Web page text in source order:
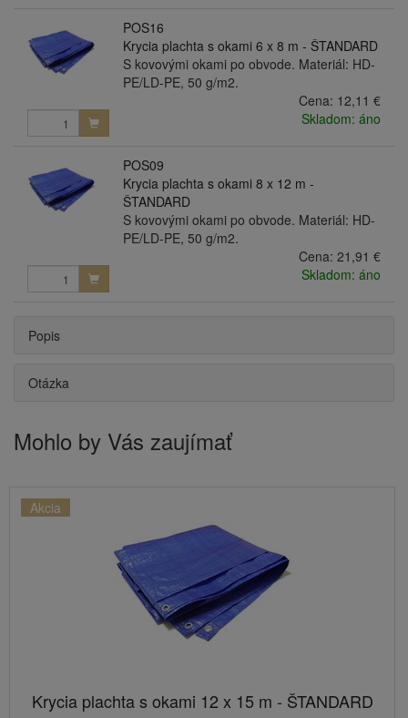
POS16
Krycia plachta s okami 6 x 8 m - ŠTANDARD
S kovovými okami po obvode. Materiál: HD-
PE/LD-PE, 50 g/m2.
Cena: 12,11 €
Skladom: áno
POS09
Krycia plachta s okami 8 x 12 m -
ŠTANDARD
S kovovými okami po obvode. Materiál: HD-
PE/LD-PE, 50 g/m2.
Cena: 21,91 €
Skladom: áno
Popis
Otázka
Mohlo by Vás zaujímať
Akcia
Krycia plachta s okami 12 x 15 m - ŠTANDARD